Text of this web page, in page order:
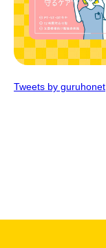
Tweets by guruhonet